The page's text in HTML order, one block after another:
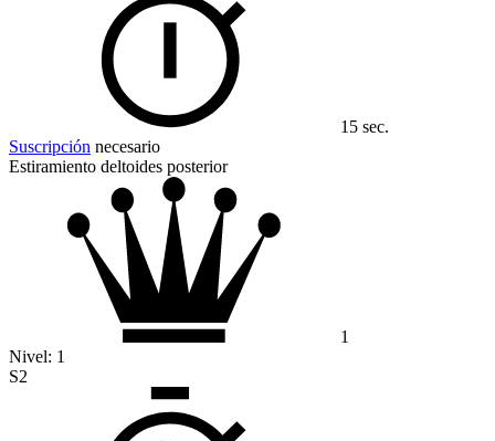
15 sec.
Suscripción necesario
Estiramiento deltoides posterior
1
Nivel: 1
S2